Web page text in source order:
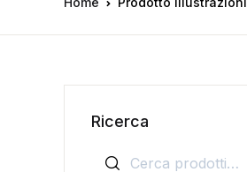
Ricerca
Cerca: